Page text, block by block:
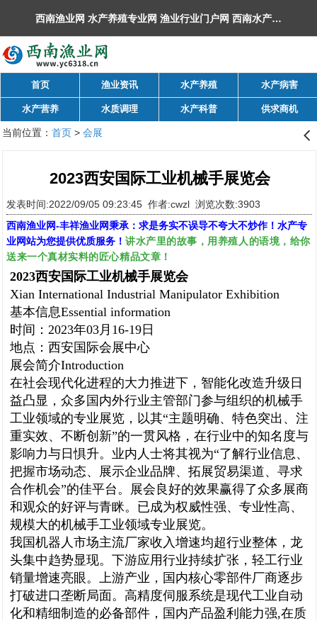
西南渔业网 水产养殖专业网 渔业行业门户网 ​西南水产网 丰祥渔业网 永川水花网，欢迎光临！
首页 渔业资讯 水产养殖 水产病害
水产营养 水质调理 水产科普 供求商机
当前位置： 首页> 会展 󰊒
2023西安国际工业机械手展览会
发表时间:2022/09/05 09:23:45 作者:cwzl 浏览次数:3903
西南渔业网-丰祥渔业网秉承：求是务实不误导不夸大不炒作！水产专
业网站为您提供优质服务！ 讲水产里的故事，用养殖人的语境，给你
送来一个真材实料的匠心精品文章！
2023西安国际工业机械手展览会
Xian International Industrial Manipulator Exhibition
基本信息Essential information
时间： 2023年03月 16-19 日
地点：西安国际会展中心
展会简介Introduction
在社会现代化进程的大力推进下，智能化改造升级日
益凸显，众多国内外行业主管部门参与组织的机械手
工业领域的专业展览，以其“主题明确、特色突出、注
重实效、不断创新”的一贯风格，在行业中的知名度与
影响力与日惧升。业内人士将其视为“了解行业信息、
把握市场动态、展示企业品牌、拓展贸易渠道、寻求
合作机会”的佳平台。展会良好的效果赢得了众多展商
和观众的好评与青眯。已成为权威性强、专业性高、
规模大的机械手工业领域专业展览。
我国机器人市场主流厂家收入增速均超行业整体，龙
头集中趋势显现。下游应用行业持续扩张，轻工行业
销量增速亮眼。上游产业，国内核心零部件厂商逐步
打破进口垄断局面。高精度伺服系统是现代工业自动
化和精细制造的必备部件，国内产品盈利能力强,在质